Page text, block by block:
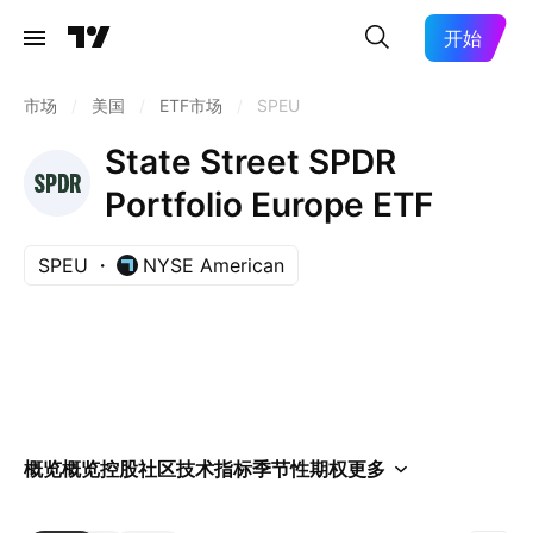
开始
市场 美国 ETF市场 SPEU
State Street SPDR
Portfolio Europe ETF
SPEU NYSE American
概览概览控股社区技术指标季节性期权更多